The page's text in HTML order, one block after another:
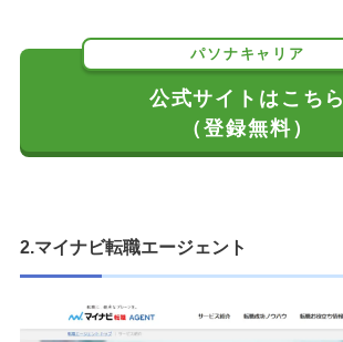
パソナキャリア
公式サイトはこちら
（登録無料）
2.マイナビ転職エージェント